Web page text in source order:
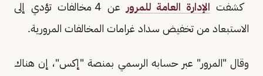
كشفت الإدارة العامة للمرور
عن 4 مخالفات تؤدي إلى
الاستبعاد من تخفيض سداد غرامات المخالفات المرورية.
وقال "المرور" عبر حسابه الرسمي بمنصة "إكس"، إن هناك